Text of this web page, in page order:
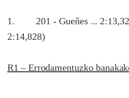
1. 201 - Gueñes ...
2:14,828)
R1 – Errodamentuzko